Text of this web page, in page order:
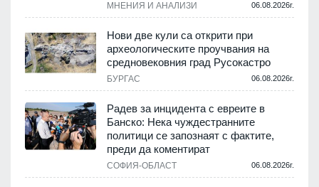
МНЕНИЯ И АНАЛИЗИ 06.08.2026г.
Нови две кули са открити при
археологическите проучвания на
средновековния град Русокастро
БУРГАС 06.08.2026г.
Радев за инцидента с евреите в
Банско: Нека чуждестранните
политици се запознаят с фактите,
преди да коментират
СОФИЯ-ОБЛАСТ 06.08.2026г.